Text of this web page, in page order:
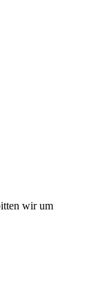
wir um